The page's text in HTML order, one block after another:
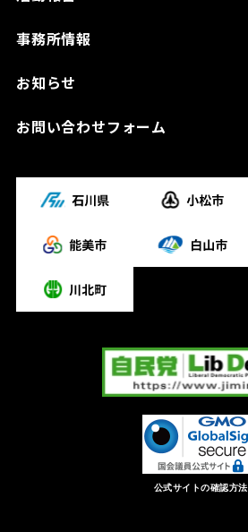
事務所情報
お知らせ
お問い合わせフォーム
公式サイトの確認方法